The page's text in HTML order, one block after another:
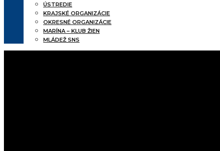
ÚSTREDIE
KRAJSKÉ ORGANIZÁCIE
OKRESNÉ ORGANIZÁCIE
MARÍNA – KLUB ŽIEN
MLÁDEŽ SNS